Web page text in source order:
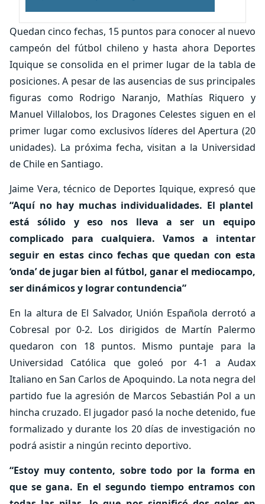
Quedan cinco fechas, 15 puntos para conocer al nuevo
campeón del fútbol chileno y hasta ahora Deportes
Iquique se consolida en el primer lugar de la tabla de
posiciones. A pesar de las ausencias de sus principales
figuras como Rodrigo Naranjo, Mathías Riquero y
Manuel Villalobos, los Dragones Celestes siguen en el
primer lugar como exclusivos líderes del Apertura (20
unidades). La próxima fecha, visitan a la Universidad
de Chile en Santiago.
Jaime Vera, técnico de Deportes Iquique, expresó que
“Aquí no hay muchas individualidades. El plantel
está sólido y eso nos lleva a ser un equipo
complicado para cualquiera. Vamos a intentar
seguir en estas cinco fechas que quedan con esta
‘onda’ de jugar bien al fútbol, ganar el mediocampo,
ser dinámicos y lograr contundencia”
En la altura de El Salvador, Unión Española derrotó a
Cobresal por 0-2. Los dirigidos de Martín Palermo
quedaron con 18 puntos. Mismo puntaje para la
Universidad Católica que goleó por 4-1 a Audax
Italiano en San Carlos de Apoquindo. La nota negra del
partido fue la agresión de Marcos Sebastián Pol a un
hincha cruzado. El jugador pasó la noche detenido, fue
formalizado y durante los 20 días de investigación no
podrá asistir a ningún recinto deportivo.
“Estoy muy contento, sobre todo por la forma en
que se gana. En el segundo tiempo entramos con